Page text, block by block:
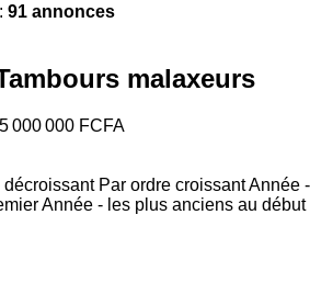
91 annonces
malaxeurs
000 000 FCFA
décroissant Par ordre croissantAnnée -
Année - les plus anciens au début